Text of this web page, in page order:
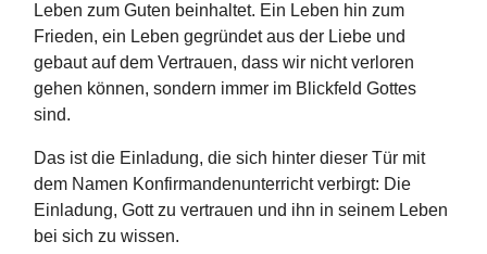
Leben zum Guten beinhaltet. Ein Leben hin zum
Frieden, ein Leben gegründet aus der Liebe und
gebaut auf dem Vertrauen, dass wir nicht verloren
gehen können, sondern immer im Blickfeld Gottes
sind.
Das ist die Einladung, die sich hinter dieser Tür mit
dem Namen Konfirmandenunterricht verbirgt: Die
Einladung, Gott zu vertrauen und ihn in seinem Leben
bei sich zu wissen.